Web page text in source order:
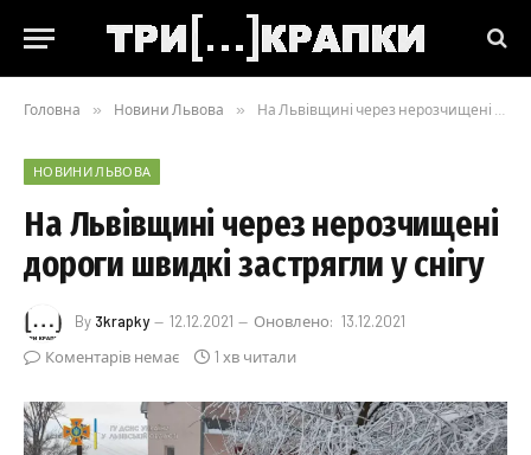
Головна » Новини Львова » На Львівщині через нерозчищені дороги швидкі застрягли у снігу
НОВИНИ ЛЬВОВА
На Львівщині через нерозчищені
дороги швидкі застрягли у снігу
By 3krapky 12.12.2021 Оновлено: 13.12.2021
Коментарів немає
1 хв читали